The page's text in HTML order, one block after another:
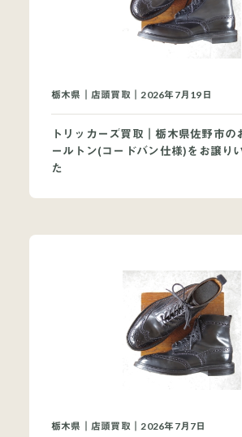
栃木県｜店頭買取｜2026年7月19日
トリッカーズ買取｜栃木県佐野市の
ールトン(コードバン仕様)をお譲り
た
栃木県｜店頭買取｜2026年7月7日